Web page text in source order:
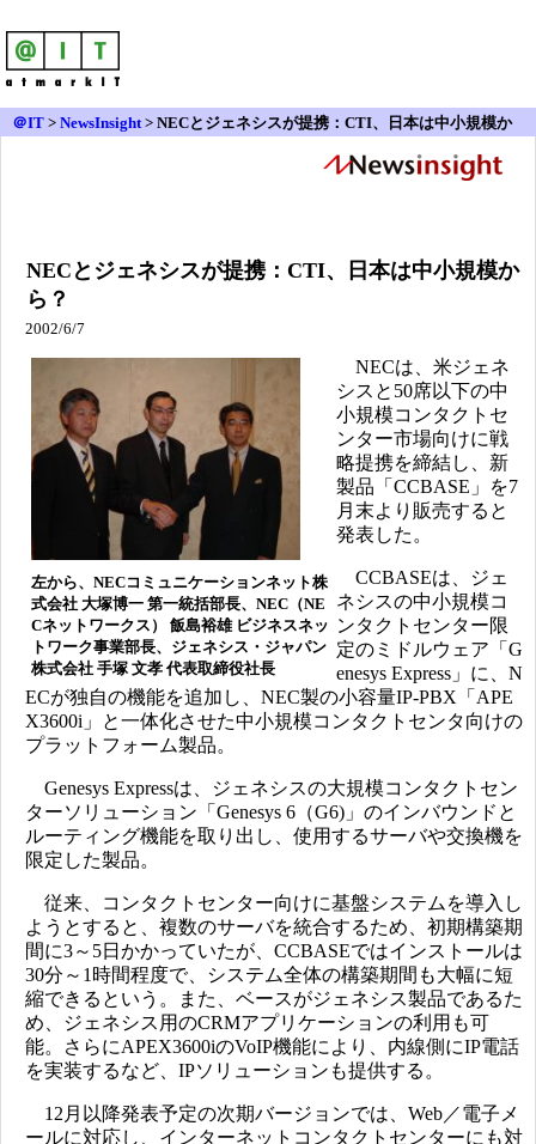
＠IT > NewsInsight> NECとジェネシスが提携：CTI、日本は中小規模か
NECとジェネシスが提携：CTI、日本は中小規模か
ら？
2002/6/7
左から、NECコミュニケーションネット株
式会社 大塚博一 第一統括部長、NEC（NE
Cネットワークス） 飯島裕雄 ビジネスネッ
トワーク事業部長、ジェネシス・ジャパン
株式会社 手塚 文孝 代表取締役社長
NECは、米ジェネ
シスと50席以下の中
小規模コンタクトセ
ンター市場向けに戦
略提携を締結し、新
製品「CCBASE」を7
月末より販売すると
発表した。
CCBASEは、ジェ
ネシスの中小規模コ
ンタクトセンター限
定のミドルウェア「G
enesys Express」に、N
ECが独自の機能を追加し、NEC製の小容量IP-PBX「APE
X3600i」と一体化させた中小規模コンタクトセンタ向けの
プラットフォーム製品。
Genesys Expressは、ジェネシスの大規模コンタクトセン
ターソリューション「Genesys 6（G6)」のインバウンドと
ルーティング機能を取り出し、使用するサーバや交換機を
限定した製品。
従来、コンタクトセンター向けに基盤システムを導入し
ようとすると、複数のサーバを統合するため、初期構築期
間に3～5日かかっていたが、CCBASEではインストールは
30分～1時間程度で、システム全体の構築期間も大幅に短
縮できるという。また、ベースがジェネシス製品であるた
め、ジェネシス用のCRMアプリケーションの利用も可
能。さらにAPEX3600iのVoIP機能により、内線側にIP電話
を実装するなど、IPソリューションも提供する。
12月以降発表予定の次期バージョンでは、Web／電子メ
ールに対応し、インターネットコンタクトセンターにも対